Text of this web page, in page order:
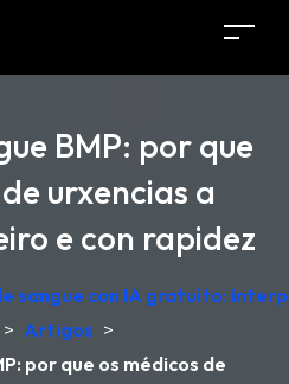
BMP: por que
urxencias a
e con rapidez
sangue con IA gratuíto:
> Artigos >
por que os médicos de